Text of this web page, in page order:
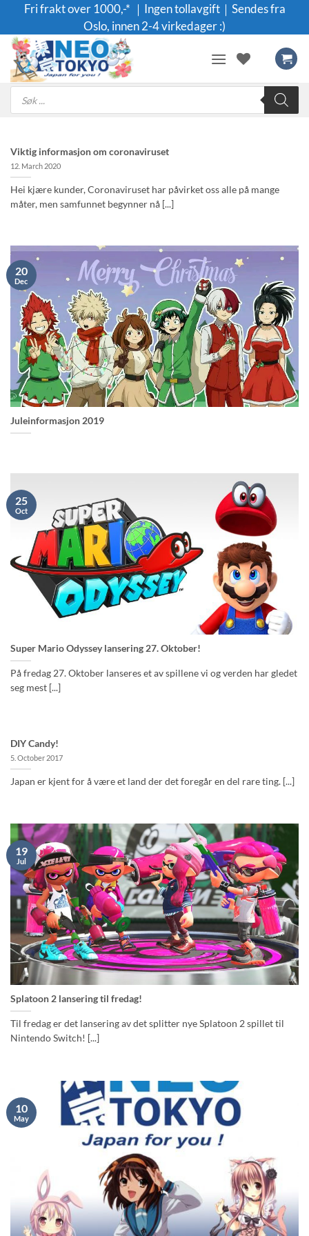
content
Fri frakt over 1000,-* ｜Ingen tollavgift｜Sendes fra
Oslo, innen 2-4 virkedager :)
Products
search
Viktig informasjon om coronaviruset
12. March 2020
Hei kjære kunder, Coronaviruset har påvirket oss alle på mange
måter, men samfunnet begynner nå [...]
Juleinformasjon 2019
20
Dec
Super Mario Odyssey lansering 27. Oktober!
På fredag 27. Oktober lanseres et av spillene vi og verden har gledet
seg mest [...]
25
Oct
DIY Candy!
5. October 2017
Japan er kjent for å være et land der det foregår en del rare ting. [...]
Splatoon 2 lansering til fredag!
Til fredag er det lansering av det splitter nye Splatoon 2 spillet til
Nintendo Switch! [...]
19
Jul
10
May